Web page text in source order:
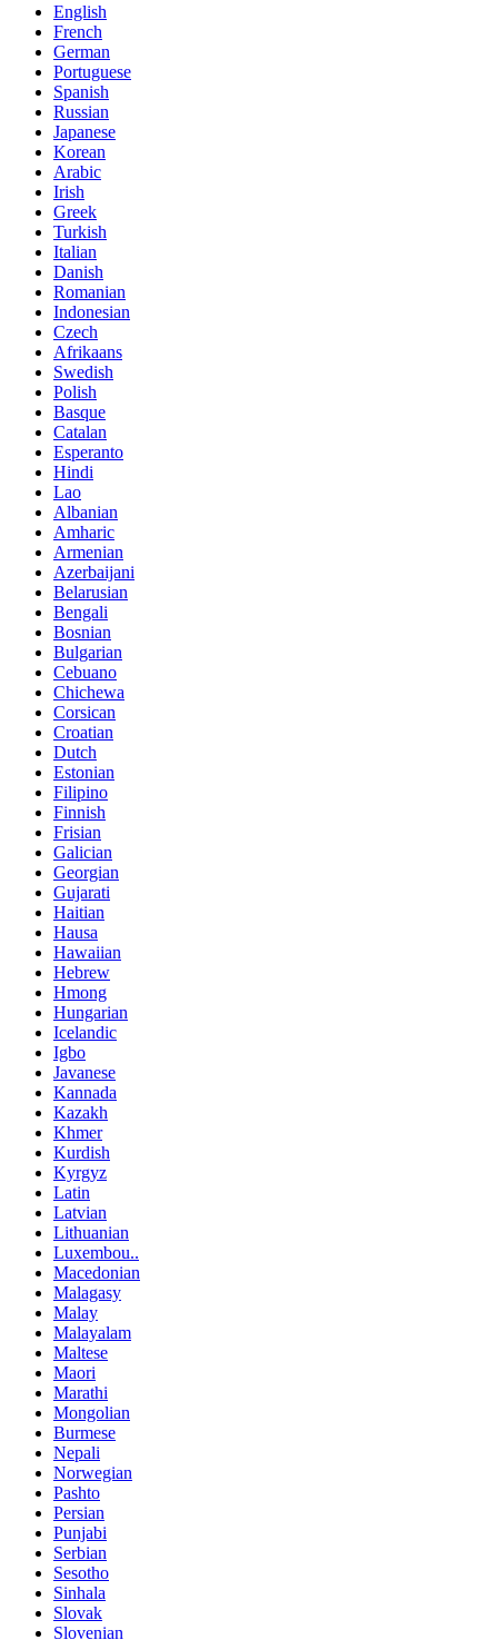
English
French
German
Portuguese
Spanish
Russian
Japanese
Korean
Arabic
Irish
Greek
Turkish
Italian
Danish
Romanian
Indonesian
Czech
Afrikaans
Swedish
Polish
Basque
Catalan
Esperanto
Hindi
Lao
Albanian
Amharic
Armenian
Azerbaijani
Belarusian
Bengali
Bosnian
Bulgarian
Cebuano
Chichewa
Corsican
Croatian
Dutch
Estonian
Filipino
Finnish
Frisian
Galician
Georgian
Gujarati
Haitian
Hausa
Hawaiian
Hebrew
Hmong
Hungarian
Icelandic
Igbo
Javanese
Kannada
Kazakh
Khmer
Kurdish
Kyrgyz
Latin
Latvian
Lithuanian
Luxembou..
Macedonian
Malagasy
Malay
Malayalam
Maltese
Maori
Marathi
Mongolian
Burmese
Nepali
Norwegian
Pashto
Persian
Punjabi
Serbian
Sesotho
Sinhala
Slovak
Slovenian